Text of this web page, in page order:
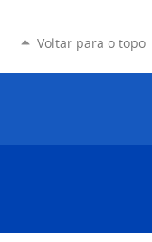
Voltar para o topo